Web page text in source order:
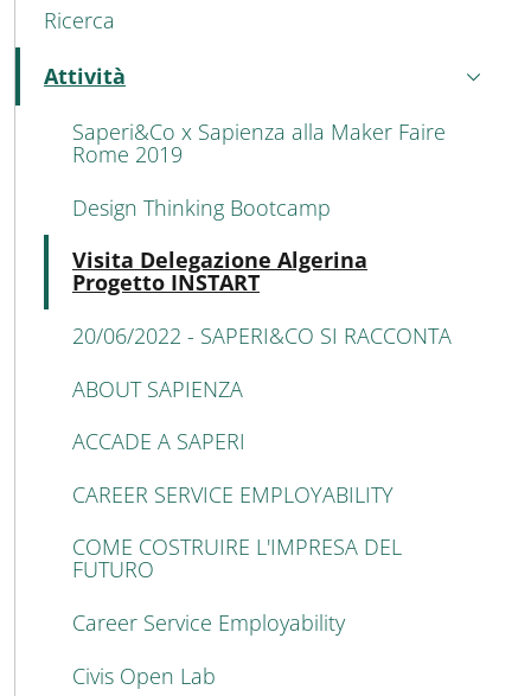
Ricerca
Attività
Attivo
Saperi&Co x Sapienza alla Maker Faire
Rome 2019
Design Thinking Bootcamp
Visita Delegazione Algerina
Progetto INSTART
20/06/2022 - SAPERI&CO SI RACCONTA
ABOUT SAPIENZA
ACCADE A SAPERI
CAREER SERVICE EMPLOYABILITY
COME COSTRUIRE L'IMPRESA DEL
FUTURO
Career Service Employability
Civis Open Lab